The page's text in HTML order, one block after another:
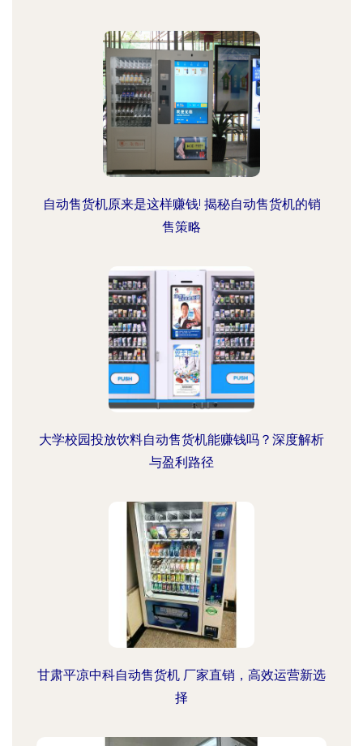
自动售货机原来是这样赚钱! 揭秘自动售货机的销
售策略
大学校园投放饮料自动售货机能赚钱吗？深度解析
与盈利路径
甘肃平凉中科自动售货机 厂家直销，高效运营新选
择